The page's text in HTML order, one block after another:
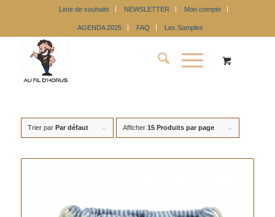
Liste de souhaits NEWSLETTER Mon compte
AGENDA 2025 FAQ Les Samples
Trier par Par défaut Afficher 15 Produits par page